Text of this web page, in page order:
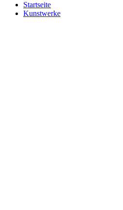
Startseite
Kunstwerke